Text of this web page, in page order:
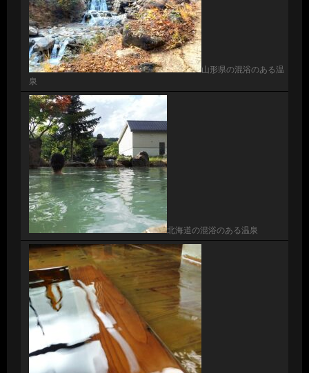
山形県の混浴のある温
泉
北海道の混浴のある温泉